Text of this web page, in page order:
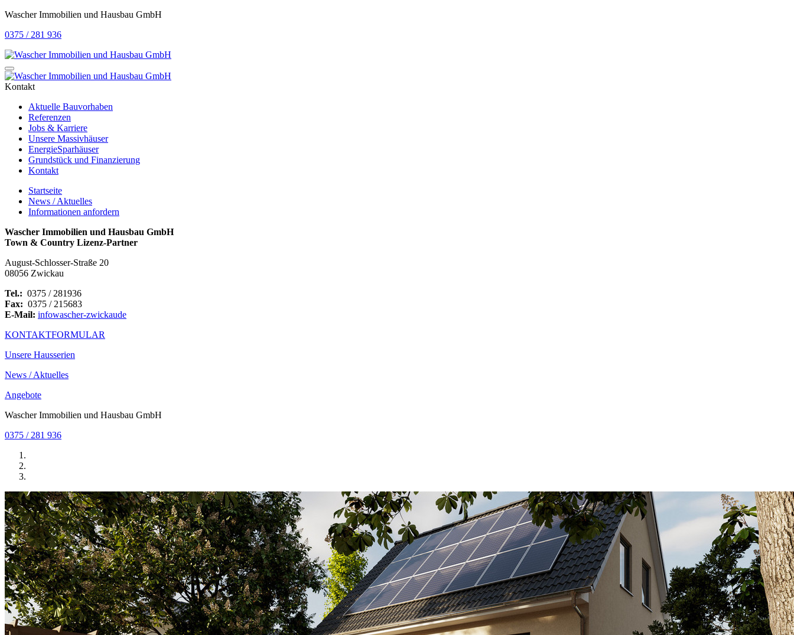
Wascher Immobilien und Hausbau GmbH
0375 / 281 936
Kontakt
Aktuelle Bauvorhaben
Referenzen
Jobs & Karriere
Unsere Massivhäuser
EnergieSparhäuser
Grundstück und Finanzierung
Kontakt
Startseite
News / Aktuelles
Informationen anfordern
Wascher Immobilien und Hausbau GmbH
Town & Country Lizenz-Partner
August-Schlosser-Straße 20
08056 Zwickau
Tel.: 0375 / 281936
Fax: 0375 / 215683
E-Mail: infowascher-zwickaude
KONTAKTFORMULAR
Unsere Hausserien
News / Aktuelles
Angebote
Wascher Immobilien und Hausbau GmbH
0375 / 281 936